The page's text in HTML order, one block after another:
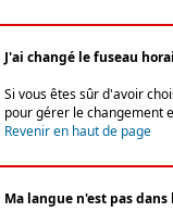
J'ai changé le fuseau
Si vous êtes sûr d'avoir
pour gérer le changement
Revenir en haut de page
Ma langue n'est pas dans